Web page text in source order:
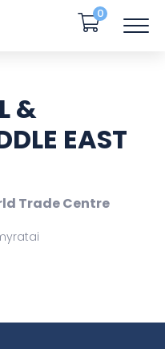
0
&
EAST
Trade Centre